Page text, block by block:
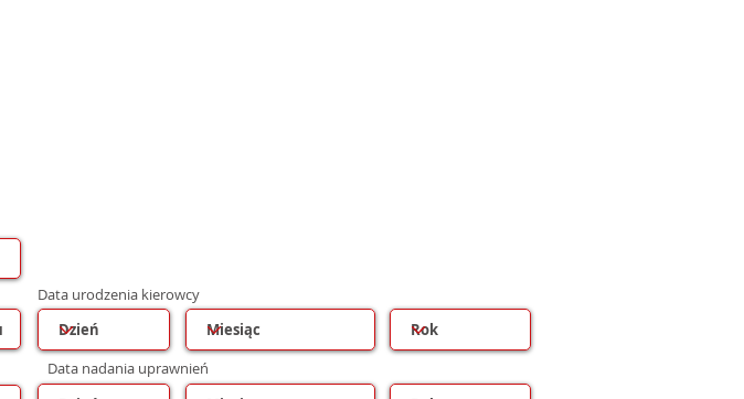
Data urodzenia kierowcy
Data nadania uprawnień